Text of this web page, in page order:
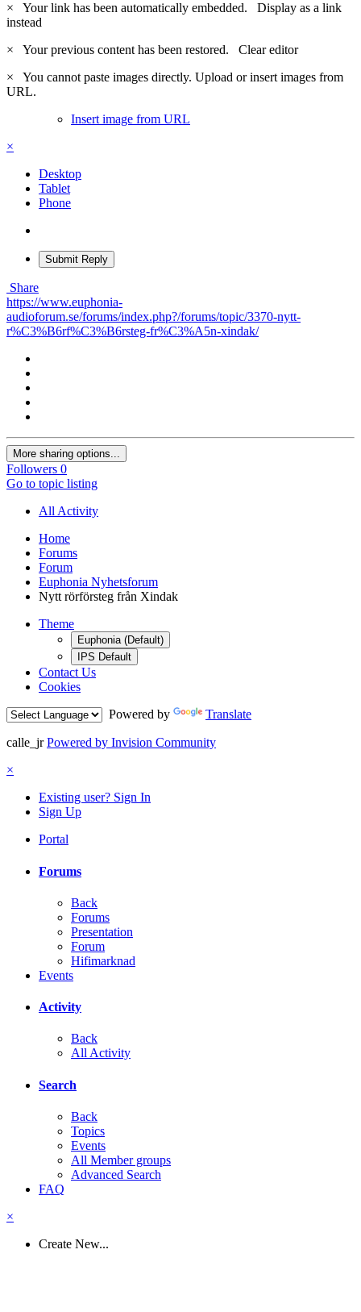
×
Your link has been automatically embedded. Display as a link
instead
×
Your previous content has been restored. Clear editor
×
You cannot paste images directly. Upload or insert images from
URL.
Insert image from URL
×
Desktop
Tablet
Phone
Submit Reply
Share
https://www.euphonia-
audioforum.se/forums/index.php?/forums/topic/3370-nytt-
r%C3%B6rf%C3%B6rsteg-fr%C3%A5n-xindak/
More sharing options...
Followers 0
Go to topic listing
All Activity
Home
Forums
Forum
Euphonia Nyhetsforum
Nytt rörförsteg från Xindak
Theme
Euphonia (Default)
IPS Default
Contact Us
Cookies
Powered by
Translate
calle_jr Powered by Invision Community
×
Existing user? Sign In
Sign Up
Portal
Forums
Back
Forums
Presentation
Forum
Hifimarknad
Events
Activity
Back
All Activity
Search
Back
Topics
Events
All Member groups
Advanced Search
FAQ
×
Create New...